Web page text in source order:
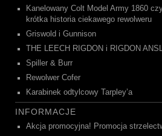
Kanelowany Colt Model Army 1860
krótka historia ciekawego rewolweru
Griswold i Gunnison
THE LEECH RIGDON i RIGDON
Spiller & Burr
Rewolwer Cofer
Karabinek odtylcowy Tarpley’a
INFORMACJE
Akcja promocyjna! Promocja